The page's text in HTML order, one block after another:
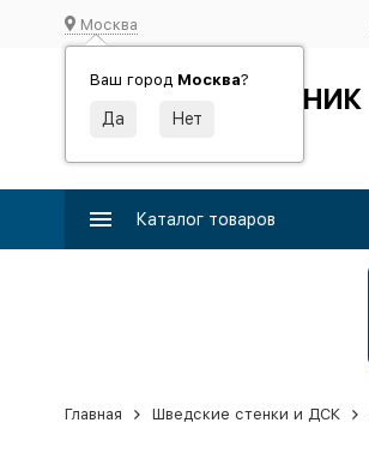
Москва
Ваш город Москва?
ИДЕАЛЬНЫЙ ТУРНИК
Производство и поставка спортивного оборудования
Каталог товаров
Главная Шведские стенки и ДСК